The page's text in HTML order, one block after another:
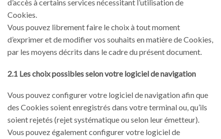
d’accès à certains services nécessitant l’utilisation de
Cookies.
Vous pouvez librement faire le choix à tout moment
d’exprimer et de modifier vos souhaits en matière de Cookies,
par les moyens décrits dans le cadre du présent document.
2.1 Les choix possibles selon votre logiciel de navigation
Vous pouvez configurer votre logiciel de navigation afin que
des Cookies soient enregistrés dans votre terminal ou, qu’ils
soient rejetés (rejet systématique ou selon leur émetteur).
Vous pouvez également configurer votre logiciel de